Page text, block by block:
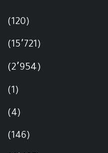
(120)
(15٬721)
(2٬954)
(1)
(4)
(146)